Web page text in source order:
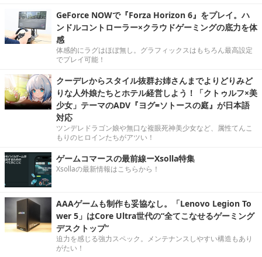
GeForce NOWで『Forza Horizon 6』をプレイ。ハ
ンドルコントローラー×クラウドゲーミングの底力を体
感
体感的にラグはほぼ無し。グラフィックスはもちろん最高設定
でプレイ可能！
クーデレからスタイル抜群お姉さんまでよりどりみど
りな人外娘たちとホテル経営しよう！「クトゥルフ×美
少女」テーマのADV『ヨグ=ソトースの庭』が日本語
対応
ツンデレドラゴン娘や無口な複眼死神美少女など、属性てんこ
もりのヒロインたちがアツい！
ゲームコマースの最前線ーXsolla特集
Xsollaの最新情報はこちらから！
AAAゲームも制作も妥協なし。「Lenovo Legion To
wer 5」はCore Ultra世代の“全てこなせるゲーミング
デスクトップ”
迫力を感じる強力スペック。メンテナンスしやすい構造もあり
がたい！